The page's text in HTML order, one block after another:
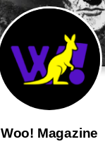
Woo! Magazine